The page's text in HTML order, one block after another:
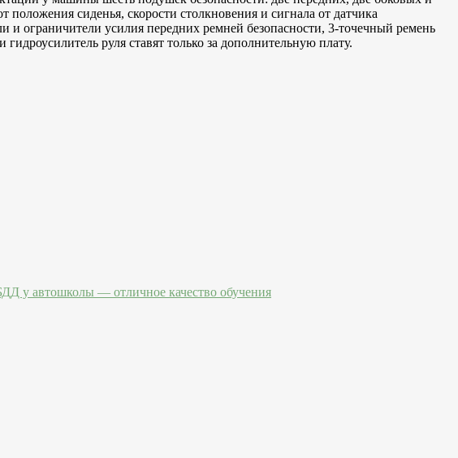
сиденья, скорости столкновения и сигнала от датчика
и ограничители усилия передних ремней безопасности, 3-точечный ремень
руля ставят только за дополнительную плату.
у автошколы — отличное качество обучения